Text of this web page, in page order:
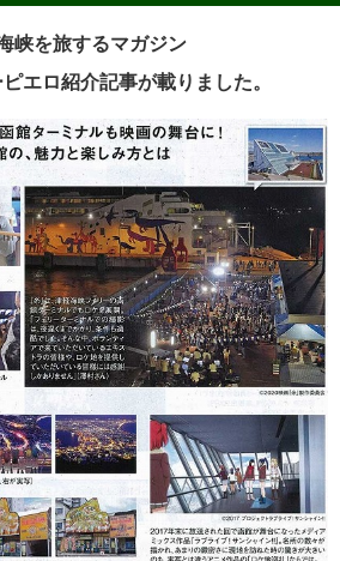
峡を旅するマガジン
エロ紹介記事が載りました。